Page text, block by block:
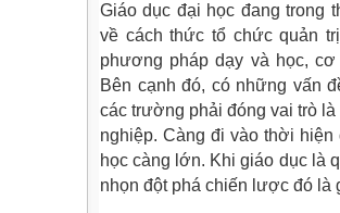
Giáo dục đại học đang trong
về cách thức tổ chức quản
phương pháp dạy và học,
Bên cạnh đó, có những vấn
các trường phải đóng vai trò
nghiệp. Càng đi vào thời
học càng lớn. Khi giáo dục là
nhọn đột phá chiến lược đó là